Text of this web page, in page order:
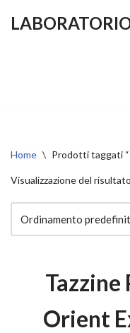
Home \ Prodotti taggati
Visualizzazione del risultato
Orient